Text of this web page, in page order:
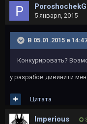
5 января, 2015
В 05.01.2015 в
Конкурировать?
у разрабов дивинити
Цитата
Imperious